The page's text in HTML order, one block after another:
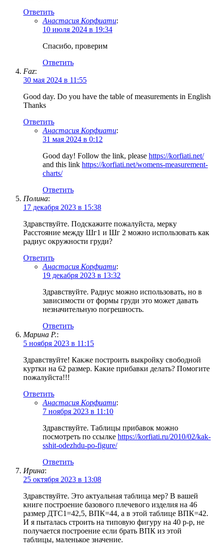
Ответить
Анастасия Корфиати:
10 июля 2024 в 19:34
Спасибо, проверим
Ответить
Faz:
30 мая 2024 в 11:55
Good day. Do you have the table of measurements in English
Thanks
Ответить
Анастасия Корфиати:
31 мая 2024 в 0:12
Good day! Follow the link, please https://korfiati.net/
and this link https://korfiati.net/womens-measurement-
charts/
Ответить
Полина:
17 декабря 2023 в 15:38
Здравствуйте. Подскажите пожалуйста, мерку
Расстояние между Шг1 и Шг 2 можно использовать как
радиус окружности груди?
Ответить
Анастасия Корфиати:
19 декабря 2023 в 13:32
Здравствуйте. Радиус можно использовать, но в
зависимости от формы груди это может давать
незначительную погрешность.
Ответить
Марина Р.:
5 ноября 2023 в 11:15
Здравствуйте! Какже построить выкройку свободной
куртки на 62 размер. Какие прибавки делать? Помогите
пожалуйста!!!
Ответить
Анастасия Корфиати:
7 ноября 2023 в 11:10
Здравствуйте. Таблицы прибавок можно
посмотреть по ссылке https://korfiati.ru/2010/02/kak-
sshit-odezhdu-po-figure/
Ответить
Ирина:
25 октября 2023 в 13:08
Здравствуйте. Это актуальная таблица мер? В вашей
книге построение базового плечевого изделия на 46
размер ДТС1=42,5, ВПК=44, а в этой таблице ВПК=42.
И я пыталась строить на типовую фигуру на 40 р-р, не
получается построение если брать ВПК из этой
таблицы, маленькое значение.